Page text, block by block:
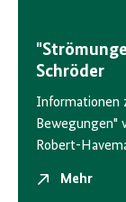
Schröder
Informationen
Bewegungen"
Robert-
Mehr